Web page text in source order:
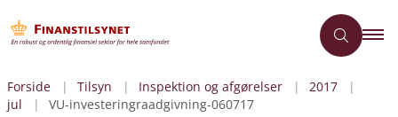
Forside Tilsyn Inspektion og afgørelser
2017
jul
VU-investeringraadgivning-060717